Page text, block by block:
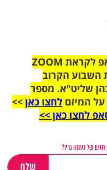
הצטרפו לקבוצת הוואטסאפ לקראת ZOOM
השבוע הקרוב
שליט"א. מספר
המיזם לחצו כאן>>
לחצו כאן >>
של נעמה גרין?